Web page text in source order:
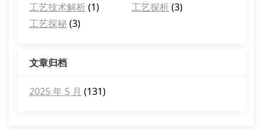
工艺技术解析(1) 工艺探析(3)
工艺探秘(3)
文章归档
2025 年 5 月 (131)